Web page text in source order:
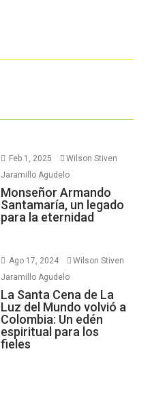
Feb 1, 2025
Wilson Stiven
Jaramillo Agudelo
Monseñor Armando
Santamaría, un legado
para la eternidad
Ago 17, 2024
Wilson Stiven
Jaramillo Agudelo
La Santa Cena de La
Luz del Mundo volvió a
Colombia: Un edén
espiritual para los
fieles